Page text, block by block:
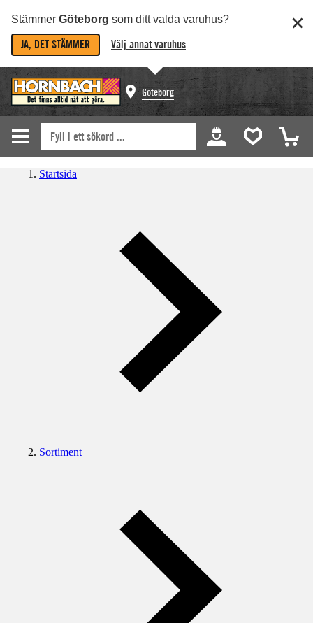
Stämmer Göteborg som ditt valda varuhus?
JA, DET STÄMMER Välj annat varuhus
Göteborg
Startsida
Sortiment